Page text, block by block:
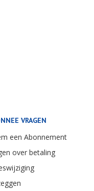
VRAGEN
een Abonnement
over betaling